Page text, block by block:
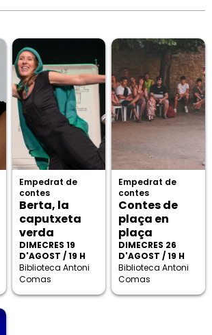
Empedrat de
contes
Berta, la
caputxeta
verda
DIMECRES 19
D'AGOST / 19 H
Biblioteca Antoni
Comas
Empedrat de
contes
Contes de
plaça en
plaça
DIMECRES 26
D'AGOST / 19 H
Biblioteca Antoni
Comas